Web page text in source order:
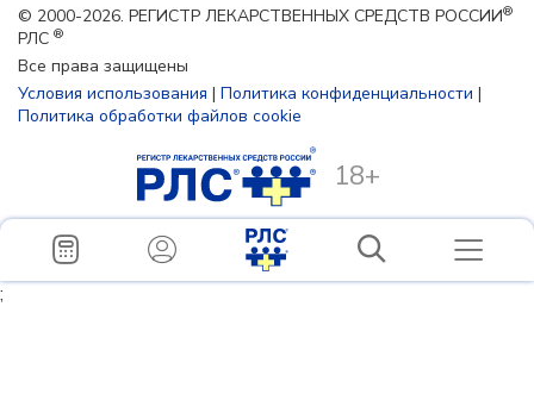
© 2000-2026. РЕГИСТР ЛЕКАРСТВЕННЫХ СРЕДСТВ РОССИИ®
РЛС ®
Все права защищены
Условия использования | Политика конфиденциальности |
Политика обработки файлов cookie
18+
;